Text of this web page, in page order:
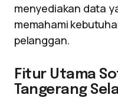
menyediakan data
memahami
pelanggan.
Fitur Utama
Tangerang